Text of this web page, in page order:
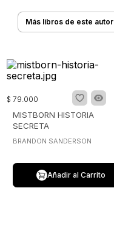
Más libros de este autor
$ 79.000
MISTBORN HISTORIA
SECRETA
BRANDON SANDERSON
Añadir al Carrito